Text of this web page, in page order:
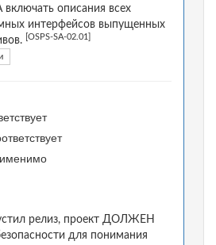
описания всех
интерфейсов выпущенных
[OSPS-SA-02.01]
релиз, проект ДОЛЖЕН
для понимания